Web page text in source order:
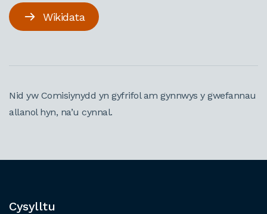
Wikidata
Nid yw Comisiynydd yn gyfrifol am gynnwys y gwefannau
allanol hyn, na’u cynnal.
Cysylltu